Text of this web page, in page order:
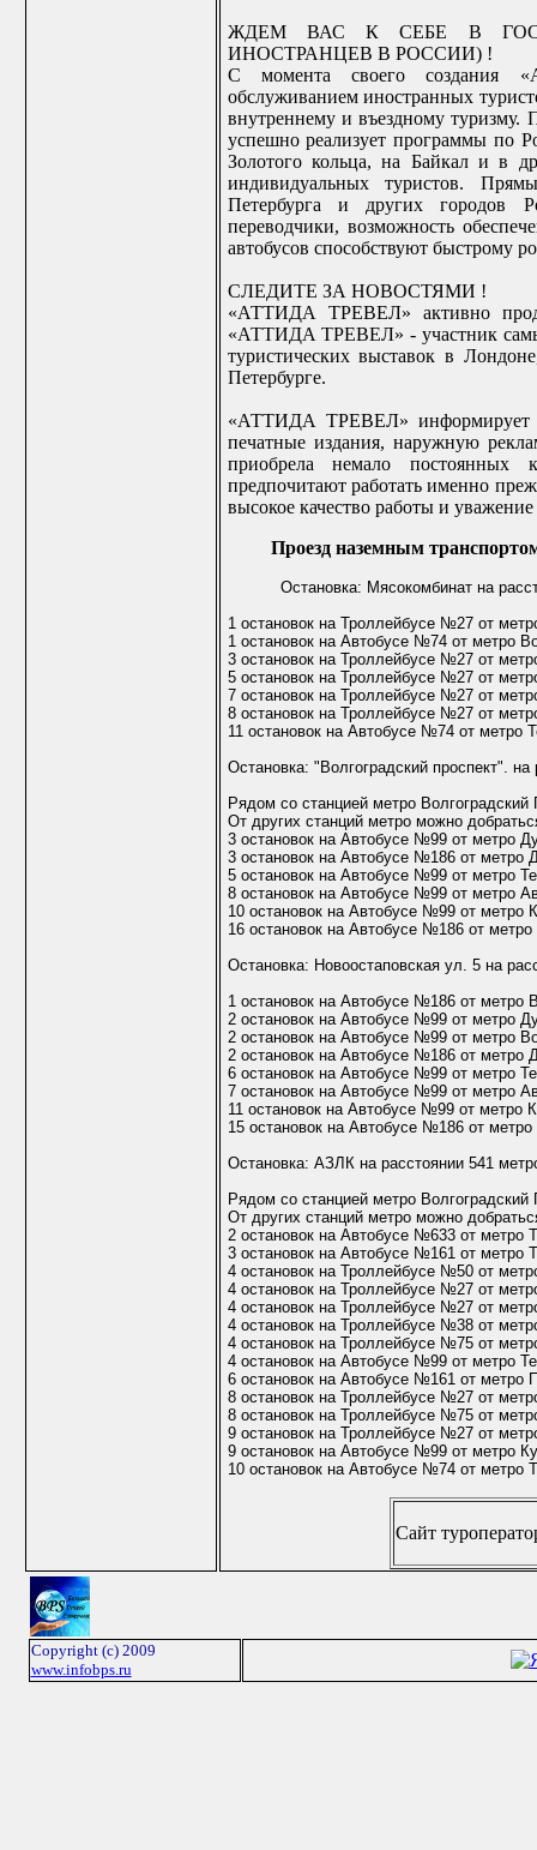
ЖДЕМ ВАС К СЕБЕ В
ИНОСТРАНЦЕВ В РОССИИ) !
С момента своего создания
обслуживанием иностранных
внутреннему и въездному
успешно реализует программы по
Золотого кольца, на Байкал и в
индивидуальных туристов.
Петербурга и других городов
переводчики, возможность
автобусов способствуют быстрому
СЛЕДИТЕ ЗА НОВОСТЯМИ !
«АТТИДА ТРЕВЕЛ» активно
«АТТИДА ТРЕВЕЛ» - участник
туристических выставок в
Петербурге.
«АТТИДА ТРЕВЕЛ» информирует
печатные издания, наружную
приобрела немало постоянных
предпочитают работать именно
высокое качество работы и
Проезд наземным
Остановка: Мясокомбинат на
1 остановок на Троллейбусе №27 от
1 остановок на Автобусе №74 от метро
3 остановок на Троллейбусе №27 от
5 остановок на Троллейбусе №27 от
7 остановок на Троллейбусе №27 от
8 остановок на Троллейбусе №27 от
11 остановок на Автобусе №74 от метро
Остановка: "Волгоградский проспект". на
Рядом со станцией метро Волгоградский
От других станций метро можно
3 остановок на Автобусе №99 от метро
3 остановок на Автобусе №186 от метро
5 остановок на Автобусе №99 от метро
8 остановок на Автобусе №99 от метро
10 остановок на Автобусе №99 от метро
16 остановок на Автобусе №186 от метро
Остановка: Новоостаповская ул. 5 на
1 остановок на Автобусе №186 от метро
2 остановок на Автобусе №99 от метро
2 остановок на Автобусе №99 от метро
2 остановок на Автобусе №186 от метро
6 остановок на Автобусе №99 от метро
7 остановок на Автобусе №99 от метро
11 остановок на Автобусе №99 от метро
15 остановок на Автобусе №186 от метро
Остановка: АЗЛК на расстоянии 541
Рядом со станцией метро Волгоградский
От других станций метро можно
2 остановок на Автобусе №633 от метро
3 остановок на Автобусе №161 от метро
4 остановок на Троллейбусе №50 от
4 остановок на Троллейбусе №27 от
4 остановок на Троллейбусе №27 от
4 остановок на Троллейбусе №38 от
4 остановок на Троллейбусе №75 от
4 остановок на Автобусе №99 от метро
6 остановок на Автобусе №161 от метро
8 остановок на Троллейбусе №27 от
8 остановок на Троллейбусе №75 от
9 остановок на Троллейбусе №27 от
9 остановок на Автобусе №99 от метро
10 остановок на Автобусе №74 от метро
Сайт
Copyright (c) 2009
www.infobps.ru